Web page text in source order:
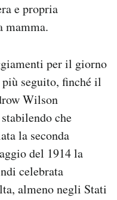
e propria
mamma.
per il giorno
seguito, finché il
Wilson
che
la seconda
del 1914 la
celebrata
almeno negli Stati